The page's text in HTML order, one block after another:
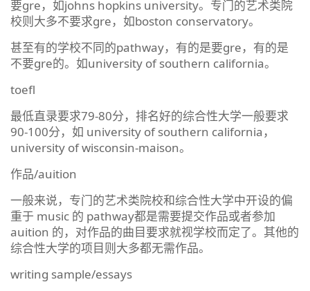
要gre，如johns hopkins university。专门的艺术类院
校则大多不要求gre，如boston conservatory。
甚至有的学校不同的pathway，有的是要gre，有的是
不要gre的。如university of southern california。
toefl
最低直录要求79-80分，排名好的综合性大学一般要求
90-100分，如 university of southern california，
university of wisconsin-maison。
作品/auition
一般来说，专门的艺术类院校和综合性大学中开设的偏
重于 music 的 pathway都是需要提交作品或者参加
auition 的，对作品的曲目要求就视学校而定了。其他的
综合性大学的项目则大多都无需作品。
writing sample/essays